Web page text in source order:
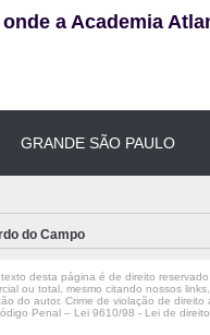
a Academia
GRANDE SÃO PAULO
do Campo
desta página é de direito
ou total, mesmo citando nossos
do autor. Crime de violação de direito
Penal – Lei 9610/98 - Lei de